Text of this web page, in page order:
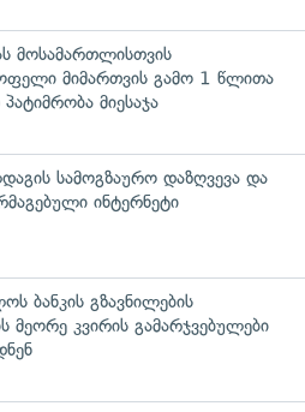
მოსამართლისთვის
მიმართვის გამო 1 წლითა
მიესაჯა
სამოგზაურო დაზღვევა და
ინტერნეტი
ბანკის გზავნილების
მეორე კვირის გამარჯვებულები